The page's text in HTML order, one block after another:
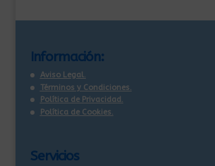
Información:
Aviso Legal.
Términos y Condiciones.
Política de Privacidad.
Política de Cookies.
Servicios